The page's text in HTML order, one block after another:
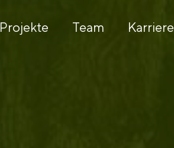
Projekte Team Karriere